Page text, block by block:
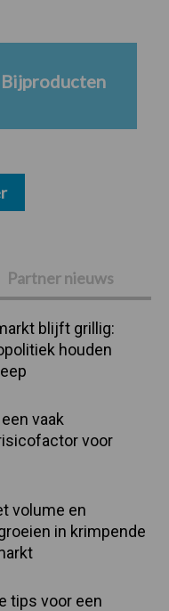
Partner nieuws
blijft grillig:
houden
vaak
voor
volume en
in krimpende
tips voor een
Bijproducten